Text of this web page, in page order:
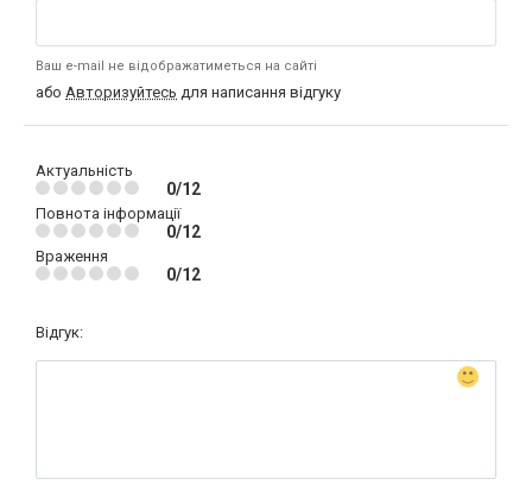
Ваш e-mail не відображатиметься на сайті
або Авторизуйтесь для написання відгуку
Актуальність
0/12
Повнота інформації
0/12
Враження
0/12
Відгук: